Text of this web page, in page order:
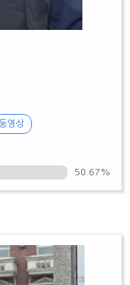
영상
50.67%